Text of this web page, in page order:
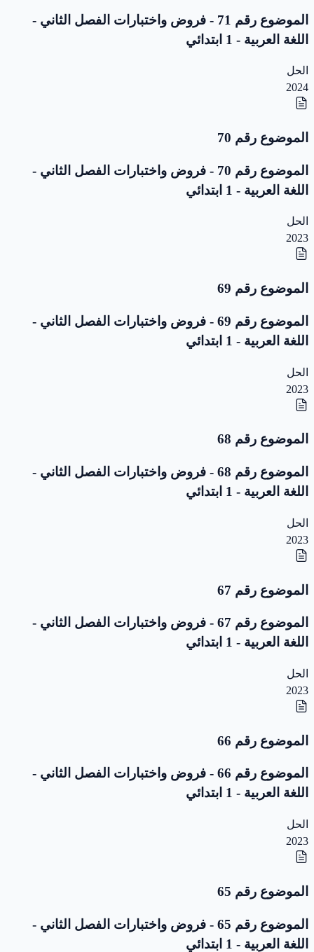
الموضوع رقم 71 - فروض واختبارات الفصل الثاني -
اللغة العربية - 1 ابتدائي
الحل
2024
الموضوع رقم 70
الموضوع رقم 70 - فروض واختبارات الفصل الثاني -
اللغة العربية - 1 ابتدائي
الحل
2023
الموضوع رقم 69
الموضوع رقم 69 - فروض واختبارات الفصل الثاني -
اللغة العربية - 1 ابتدائي
الحل
2023
الموضوع رقم 68
الموضوع رقم 68 - فروض واختبارات الفصل الثاني -
اللغة العربية - 1 ابتدائي
الحل
2023
الموضوع رقم 67
الموضوع رقم 67 - فروض واختبارات الفصل الثاني -
اللغة العربية - 1 ابتدائي
الحل
2023
الموضوع رقم 66
الموضوع رقم 66 - فروض واختبارات الفصل الثاني -
اللغة العربية - 1 ابتدائي
الحل
2023
الموضوع رقم 65
الموضوع رقم 65 - فروض واختبارات الفصل الثاني -
اللغة العربية - 1 ابتدائي